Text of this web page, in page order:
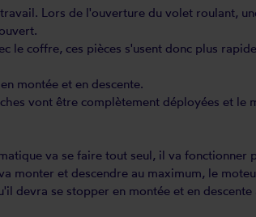
Lors de l'ouverture du volet roulant,
le coffre, ces pièces s'usent donc plus
montée et en descente.
vont être complètement déployées et le
va se faire tout seul, il va fonctionner
et descendre au maximum, le
se stopper en montée et en